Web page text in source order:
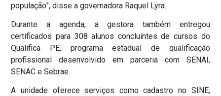
população”, disse a governadora Raquel Lyra.
Durante a agenda, a gestora também entregou
certificados para 308 alunos concluintes de cursos do
Qualifica PE, programa estadual de qualificação
profissional desenvolvido em parceria com SENAI,
SENAC e Sebrae.
A unidade oferece serviços como cadastro no SINE,